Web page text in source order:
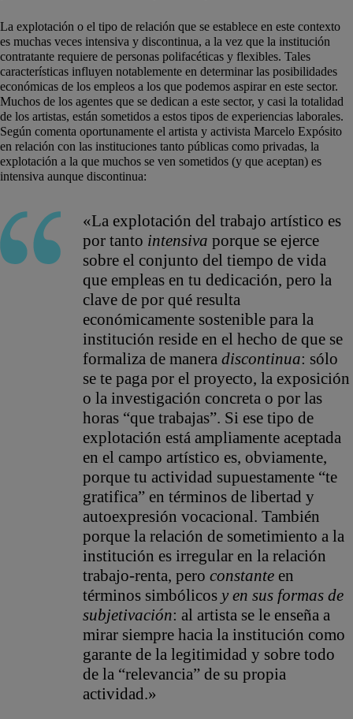
La explotación o el tipo de relación que se establece en este contexto
es muchas veces intensiva y discontinua, a la vez que la institución
contratante requiere de personas polifacéticas y flexibles. Tales
características influyen notablemente en determinar las posibilidades
económicas de los empleos a los que podemos aspirar en este sector.
Muchos de los agentes que se dedican a este sector, y casi la totalidad
de los artistas, están sometidos a estos tipos de experiencias laborales.
Según comenta oportunamente el artista y activista Marcelo Expósito
en relación con las instituciones tanto públicas como privadas, la
explotación a la que muchos se ven sometidos (y que aceptan) es
intensiva aunque discontinua:
«La explotación del trabajo artístico es
por tanto intensiva porque se ejerce
sobre el conjunto del tiempo de vida
que empleas en tu dedicación, pero la
clave de por qué resulta
económicamente sostenible para la
institución reside en el hecho de que se
formaliza de manera discontinua: sólo
se te paga por el proyecto, la exposición
o la investigación concreta o por las
horas “que trabajas”. Si ese tipo de
explotación está ampliamente aceptada
en el campo artístico es, obviamente,
porque tu actividad supuestamente “te
gratifica” en términos de libertad y
autoexpresión vocacional. También
porque la relación de sometimiento a la
institución es irregular en la relación
trabajo-renta, pero constante en
términos simbólicos y en sus formas de
subjetivación: al artista se le enseña a
mirar siempre hacia la institución como
garante de la legitimidad y sobre todo
de la “relevancia” de su propia
actividad.»